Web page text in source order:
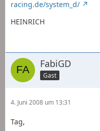
racing.de/system_d/
HEINRICH
FabiGD
Gast
4. Juni 2008 um 13:31
Tag,